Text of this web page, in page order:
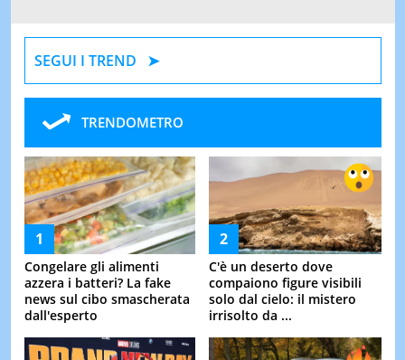
SEGUI I TREND
TRENDOMETRO
Congelare gli alimenti
azzera i batteri? La fake
news sul cibo smascherata
dall'esperto
C'è un deserto dove
compaiono figure visibili
solo dal cielo: il mistero
irrisolto da ...